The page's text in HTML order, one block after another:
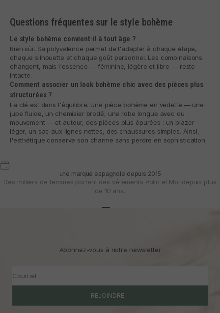
Questions fréquentes sur le style bohème
Le style bohème convient-il à tout âge ?
Bien sûr. Sa polyvalence permet de l'adapter à chaque étape,
chaque silhouette et chaque goût personnel. Les combinaisons
changent, mais l'essence — féminine, légère et libre — reste
intacte.
Comment associer un look bohème chic avec des pièces plus
structurées ?
La clé est dans l'équilibre. Une pièce bohème en vedette — une
jupe fluide, un chemisier brodé, une robe longue avec du
mouvement — et autour, des pièces plus épurées : un blazer
léger, un sac aux lignes nettes, des chaussures simples. Ainsi,
l'esthétique conserve son charme sans perdre en sophistication.
une marque espagnole depuis 2015
Des milliers de femmes portent des vêtements Polin et Moi depuis plus
de 10 ans.
Abonnez-vous à notre newsletter
Courriel
REJOINDRE